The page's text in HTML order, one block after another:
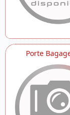
Porte